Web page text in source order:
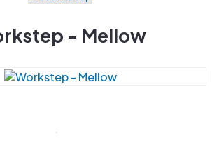
- Mellow